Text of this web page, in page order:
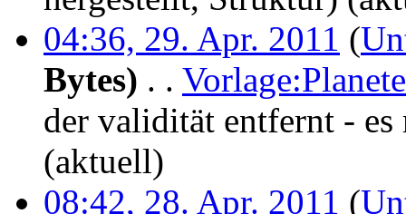
04:36, 29. Apr. 2011 (
Bytes) . .
der validität entfernt - es
(aktuell)
08:42, 28. Apr. 2011 (